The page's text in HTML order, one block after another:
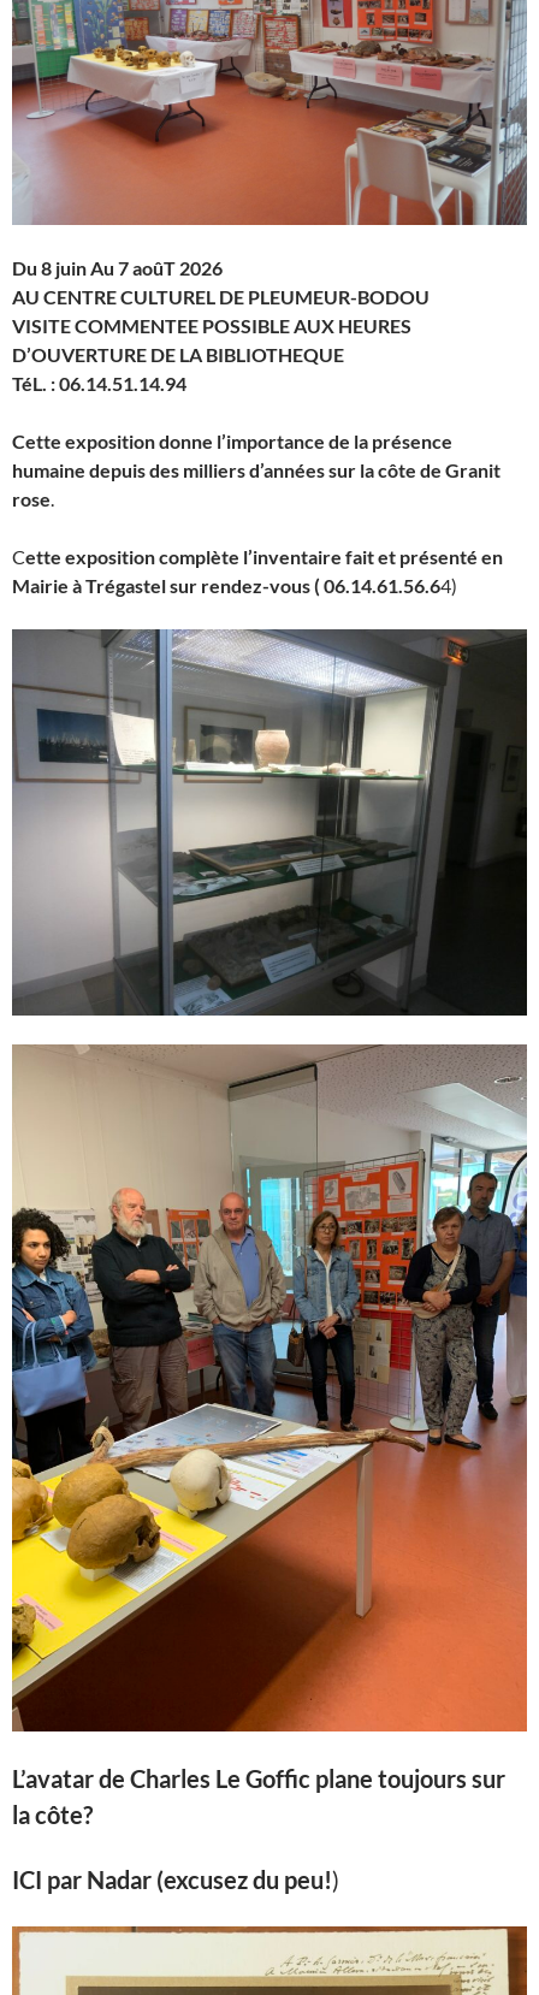
Du 8 juin Au 7 aoûT 2026
AU CENTRE CULTUREL DE PLEUMEUR-BODOU
VISITE COMMENTEE POSSIBLE AUX HEURES
D’OUVERTURE DE LA BIBLIOTHEQUE
TéL. : 06.14.51.14.94
Cette exposition donne l’importance de la présence
humaine depuis des milliers d’années sur la côte de Granit
rose.
Cette exposition complète l’inventaire fait et présenté en
Mairie à Trégastel sur rendez-vous( 06.14.61.56.64)
L’avatar de Charles Le Goffic plane toujours sur
la côte?
ICI par Nadar (excusez du peu!)